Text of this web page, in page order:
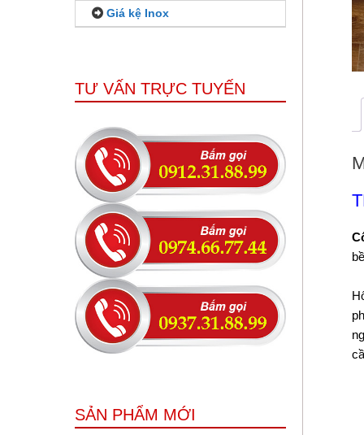
Giá kệ Inox
TƯ VẤN TRỰC TUYẾN
SẢN PHẨM MỚI